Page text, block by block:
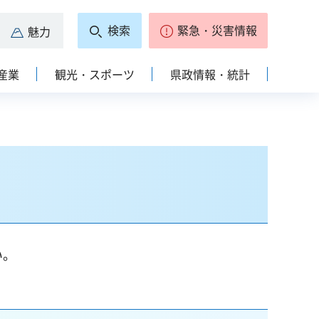
魅力 検索 緊急・災害情報
業 観光・スポーツ 県政情報・統計